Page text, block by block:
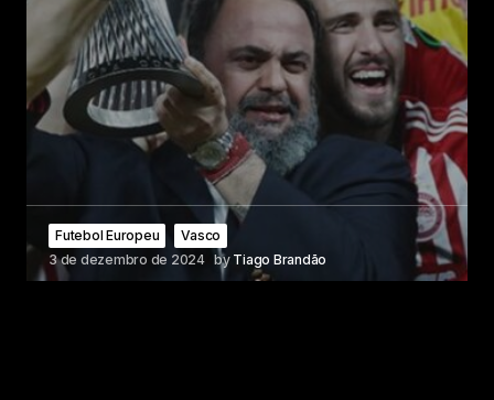
Futebol Europeu
Vasco
3 de dezembro de 2024 by Tiago Brandão